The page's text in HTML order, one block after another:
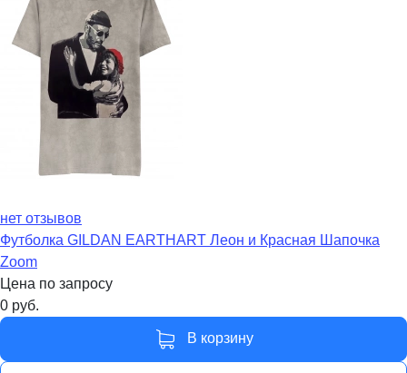
нет отзывов
Футболка GILDAN EARTHART Леон и Красная Шапочка
Zoom
Цена по запросу
0 руб.
В корзину